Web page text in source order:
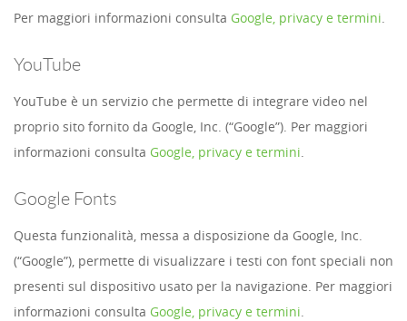
Per maggiori informazioni consulta Google, privacy e termini
YouTube
YouTube è un servizio che permette di integrare video nel
proprio sito fornito da Google, Inc. (“Google”). Per maggiori
informazioni consulta Google, privacy e termini
Google Fonts
Questa funzionalità, messa a disposizione da Google, Inc.
(“Google”), permette di visualizzare i testi con font speciali non
presenti sul dispositivo usato per la navigazione. Per maggiori
informazioni consulta Google, privacy e termini